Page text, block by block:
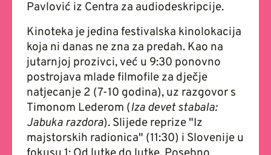
Pavlović iz Centra za audiodeskripcije.
Kinoteka je jedina festivalska kinolokacija
koja ni danas ne zna za predah. Kao na
jutarnjoj prozivci, već u 9:30 ponovno
postrojava mlade filmofile za dječje
natjecanje 2 (7-10 godina), uz razgovor s
Timonom Lederom (Iza devet stabala:
Jabuka razdora). Slijede reprize "Iz
majstorskih radionica" (11:30) i Slovenije u